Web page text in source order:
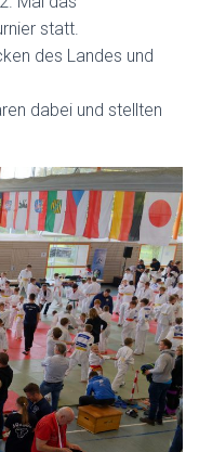
statt.
des Landes und
dabei und stellten